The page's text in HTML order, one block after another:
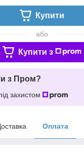
Купити
або
Купити з
з Пром?
захистом
Оплата